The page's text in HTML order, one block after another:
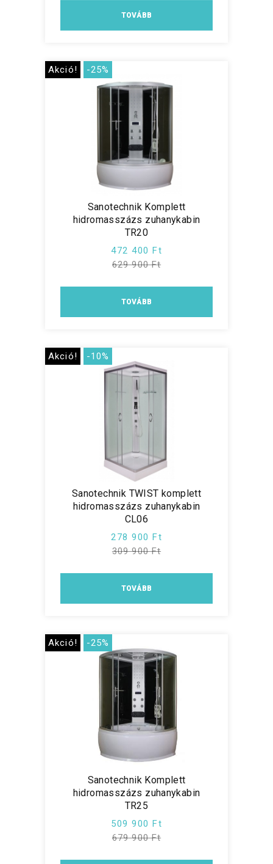
TOVÁBB
Akció! -25%
Sanotechnik Komplett
hidromasszázs zuhanykabin
TR20
472 400 Ft
629 900 Ft
TOVÁBB
Akció! -10%
Sanotechnik TWIST komplett
hidromasszázs zuhanykabin
CL06
278 900 Ft
309 900 Ft
TOVÁBB
Akció! -25%
Sanotechnik Komplett
hidromasszázs zuhanykabin
TR25
509 900 Ft
679 900 Ft